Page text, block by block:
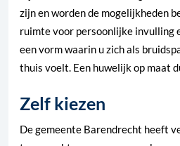
zijn en worden de mogelijkheden
ruimte voor persoonlijke invulling
een vorm waarin u zich als
thuis voelt. Een huwelijk op maat
Zelf kiezen
De gemeente Barendrecht heeft